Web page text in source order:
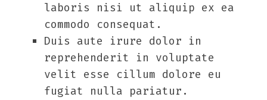
laboris nisi ut aliquip ex ea
commodo consequat.
Duis aute irure dolor in
reprehenderit in voluptate
velit esse cillum dolore eu
fugiat nulla pariatur.